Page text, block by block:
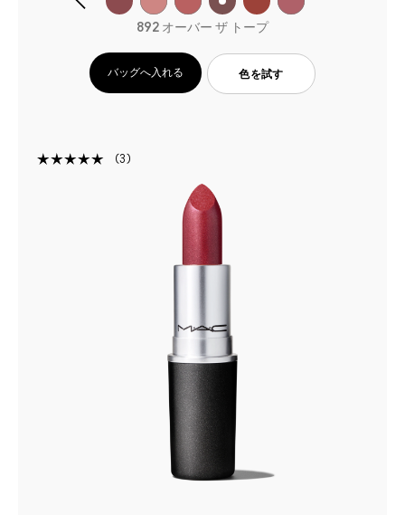
892 オーバー ザ トープ
バッグへ入れる 色を試す
3